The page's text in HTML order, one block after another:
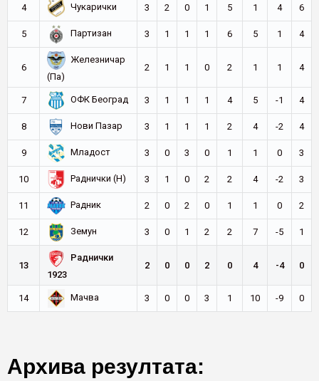
4 Чукарички 3 2 0 1 5 1 4 6
5 Партизан 3 1 1 1 6 5 1 4
6
Железничар
(Па)
2 1 1 0 2 1 1 4
7 ОФК Београд 3 1 1 1 4 5 -1 4
8 Нови Пазар 3 1 1 1 2 4 -2 4
9 Младост 3 0 3 0 1 1 0 3
10 Раднички (Н) 3 1 0 2 2 4 -2 3
11 Радник 2 0 2 0 1 1 0 2
12 Земун 3 0 1 2 2 7 -5 1
13
Раднички
1923
2 0 0 2 0 4 -4 0
14 Мачва 3 0 0 3 1 10 -9 0
Архива резултата: